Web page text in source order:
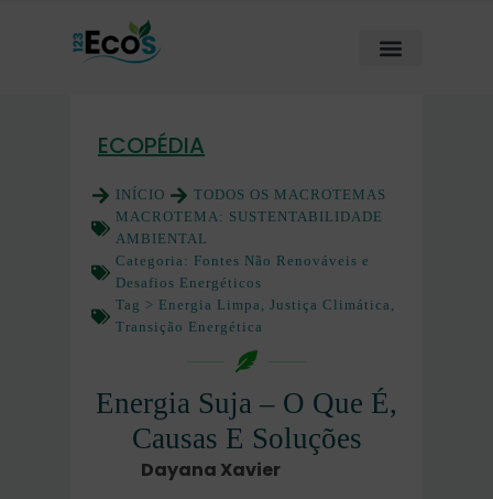
ECOPÉDIA
INÍCIO
TODOS OS MACROTEMAS
MACROTEMA: SUSTENTABILIDADE
AMBIENTAL
Categoria: Fontes Não Renováveis e
Desafios Energéticos
Tag > Energia Limpa , Justiça Climática ,
Transição Energética
Energia Suja – O Que É,
Causas E Soluções
Dayana Xavier